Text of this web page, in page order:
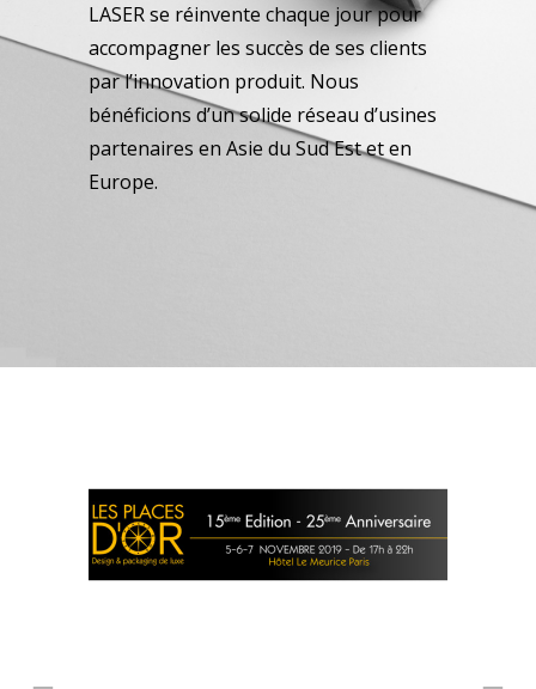
LASER se réinvente chaque jour pour
accompagner les succès de ses clients
par l’innovation produit. Nous
bénéficions d’un solide réseau d’usines
partenaires en Asie du Sud Est et en
Europe.